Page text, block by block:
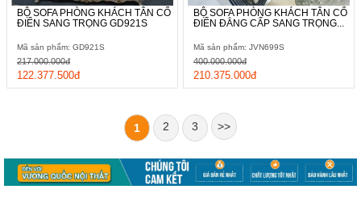
BỘ SOFA PHÒNG KHÁCH TÂN CỔ
ĐIỂN SANG TRỌNG GD921S
Mã sản phẩm: GD921S
122.377.500đ
217.000.000đ
BỘ SOFA PHÒNG KHÁCH TÂN CỔ
ĐIỂN ĐẲNG CẤP SANG TRỌNG...
Mã sản phẩm: JVN699S
210.375.000đ
400.000.000đ
1 2 3 >>